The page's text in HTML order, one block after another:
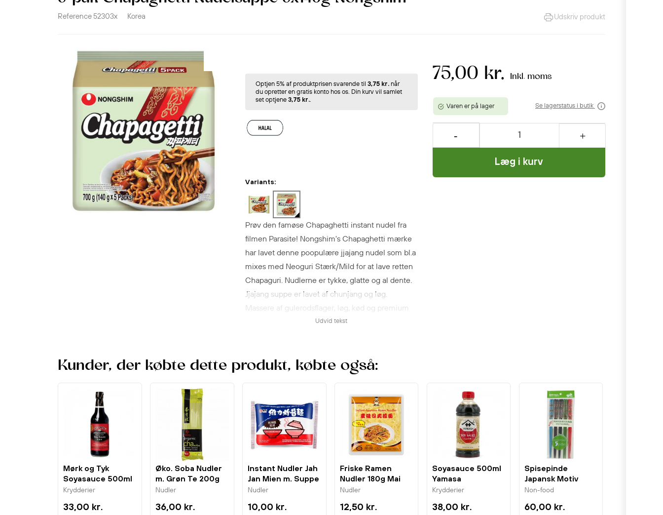
Reference 52303x Korea Udskriv produkt
Optjen 5% af produktprisen svarende til 3,75 kr.når
du opretter en gratis konto hos os. Din kurv vil samlet
set optjene 3,75 kr..
Variants:
Prøv den famøse Chapaghetti instant nudel fra
filmen Parasite! Nongshim's Chapaghetti mærke
har lavet denne poopulære jjajang nudel som bl.a
mixes med Neoguri Stærk/Mild for at lave retten
Chapaguri. Nudlerne er tykke, glatte og al dente.
Jjajang suppe er lavet af chunjang og løg.
Massere af gulerodsflager, løg, kød og premium
grøntsagsflager. Kog i 5 minutter. Fjern fra varmen
krydderpulver og blandet vegetabilsk olie. Bland
godt og server.
Udvid tekst
75,00 kr. Inkl. moms
Varen er på lager Se lagerstatus i butik
Læg i kurv
Kunder, der købte dette produkt, købte også:
Mørk og Tyk
Soyasauce 500ml
PRB
Krydderier
33,00 kr.
Øko. Soba Nudler
m. Grøn Te 200g
Hakubaku
Nudler
36,00 kr.
Instant Nudler Jah
Jan Mien m. Suppe
90g...
Nudler
10,00 kr.
Friske Ramen
Nudler 180g Mai
Wa
Nudler
12,50 kr.
Soyasauce 500ml
Yamasa
Krydderier
38,00 kr.
Spisepinde
Japansk Motiv
24cm 5par
Non-food
60,00 kr.